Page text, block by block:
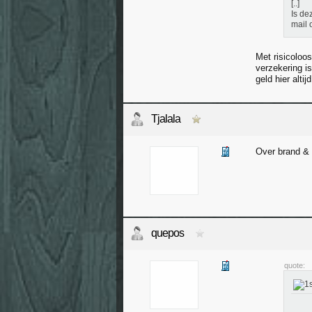
[..]
Is
mail
Met
verzekering
geld hier
Tjalala
Over brand &
quepos
quote: